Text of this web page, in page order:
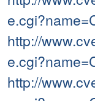
http://
http://